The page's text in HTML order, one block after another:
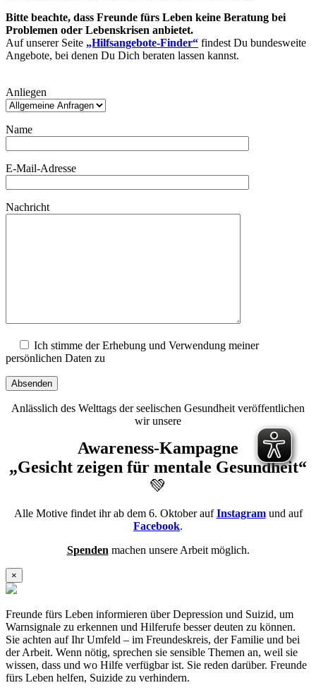
Bitte beachte, dass Freunde fürs Leben keine Beratung bei
Problemen oder Lebenskrisen anbietet.
Auf unserer Seite „Hilfsangebote-Finder“ findest Du bundesweite
Angebote, bei denen Du Dich beraten lassen kannst.
lasse
dieses
leer.
Anliegen
Name
E-Mail-Adresse
Nachricht
Ich stimme der Erhebung und Verwendung meiner
persönlichen Daten zu
Absenden
Anlässlich des Welttags der seelischen Gesundheit veröffentlichen
wir unsere
Awareness-Kampagne
„Gesicht zeigen für mentale Gesundheit“
💚
Alle Motive findet ihr ab dem 6. Oktober auf Instagram und auf
Facebook.
Spenden machen unsere Arbeit möglich.
×
Freunde fürs Leben informieren über Depression und Suizid, um
Warnsignale zu erkennen und Hilferufe besser deuten zu können.
Sie achten auf Ihr Umfeld – im Freundeskreis, der Familie und bei
der Arbeit. Wenn nötig, sprechen sie sensible Themen an, weil sie
wissen, dass und wo Hilfe verfügbar ist. Sie reden darüber. Freunde
fürs Leben helfen, Suizide zu verhindern.